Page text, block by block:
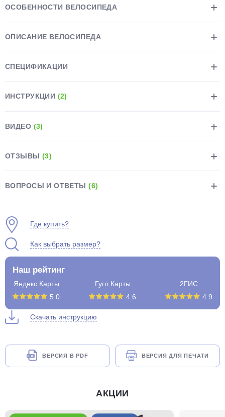
ОСОБЕННОСТИ ВЕЛОСИПЕДА
ОПИСАНИЕ ВЕЛОСИПЕДА
СПЕЦИФИКАЦИИ
ИНСТРУКЦИИ (2)
ВИДЕО (3)
ОТЗЫВЫ (3)
ВОПРОСЫ И ОТВЕТЫ(6)
Где купить?
Как выбрать размер?
Наш рейтинг
Яндекс.Карты
5.0
Гугл.Карты
4.6
2ГИС
4.9
Скачать инструкцию
ВЕРСИЯ В PDF ВЕРСИЯ ДЛЯ ПЕЧАТИ
АКЦИИ
недели